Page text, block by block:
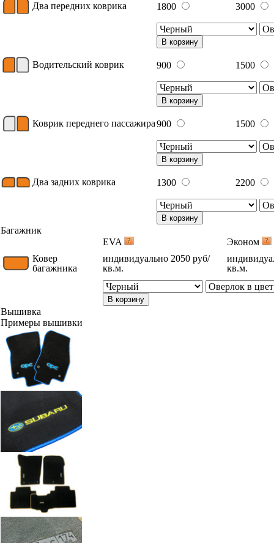
Два передних коврика 1800 3000
В корзину
Водительский коврик 900 1500
В корзину
Коврик переднего пассажира900 1500
В корзину
Два задних коврика 1300 2200
В корзину
Багажник
EVA
Эконом
Ковер
багажника
индивидуально 2050 руб/
кв.м.
кв.м.
В корзину
Вышивка
Примеры вышивки